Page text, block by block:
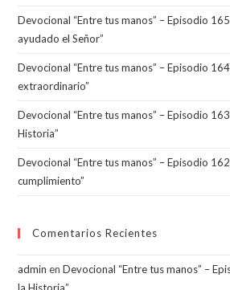
Devocional “Entre tus manos” – Episodio
ayudado el Señor”
Devocional “Entre tus manos” – Episodio
extraordinario”
Devocional “Entre tus manos” – Episodio
Historia”
Devocional “Entre tus manos” – Episodio
cumplimiento”
Comentarios Recientes
admin enDevocional “Entre tus manos” –